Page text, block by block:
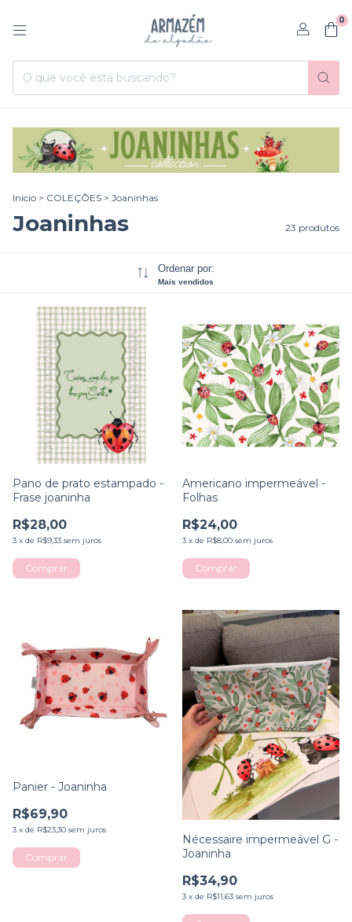
0
Início > COLEÇÕES > Joaninhas
Joaninhas 23 produtos
Ordenar por:
Mais vendidos
Pano de prato estampado -
Frase joaninha
R$28,00
3 x de R$9,33 sem juros
Americano impermeável -
Folhas
R$24,00
3 x de R$8,00 sem juros
Panier - Joaninha
R$69,90
3 x de R$23,30 sem juros
Nécessaire impermeável G -
Joaninha
R$34,90
3 x de R$11,63 sem juros